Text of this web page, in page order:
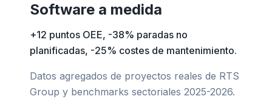
Software a medida
+12 puntos OEE, -38% paradas no
planificadas, -25% costes de mantenimiento.
Datos agregados de proyectos reales de RTS
Group y benchmarks sectoriales 2025-2026.